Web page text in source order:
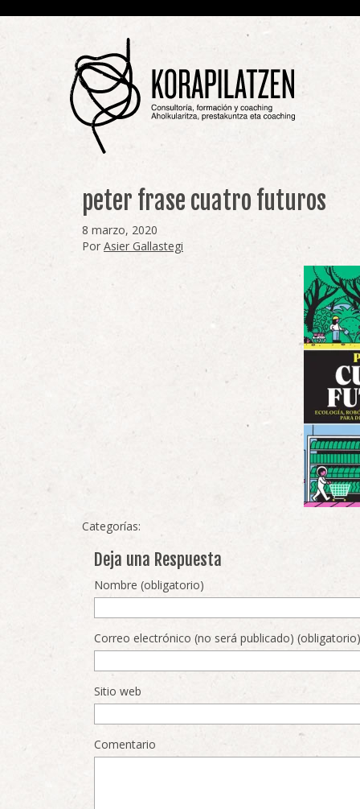
peter frase cuatro futuros
8 marzo, 2020
Por Asier Gallastegi
Categorías:
Deja una Respuesta
Nombre (obligatorio)
Correo electrónico (no será publicado) (obligatorio)
Sitio web
Comentario